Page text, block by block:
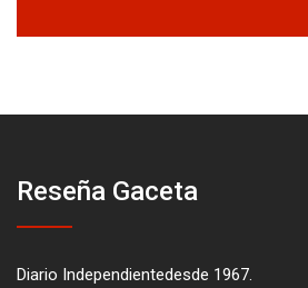
Reseña Gaceta
Diario Independientedesde 1967.